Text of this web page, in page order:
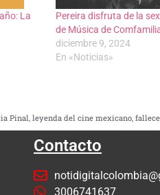
La
Pereira disfruta de la
de Música de
diciembre 9, 2024
En «Noticias»
Pinal, leyenda del cine mexicano,
Contacto
3006741637